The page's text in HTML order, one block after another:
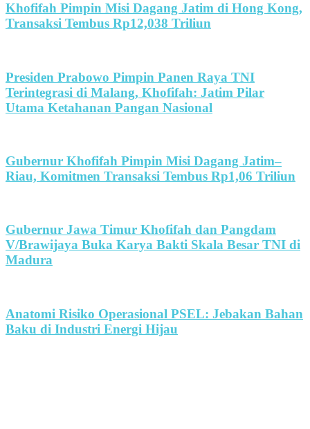
Khofifah Pimpin Misi Dagang Jatim di Hong Kong,
Transaksi Tembus Rp12,038 Triliun
Presiden Prabowo Pimpin Panen Raya TNI
Terintegrasi di Malang, Khofifah: Jatim Pilar
Utama Ketahanan Pangan Nasional
Gubernur Khofifah Pimpin Misi Dagang Jatim–
Riau, Komitmen Transaksi Tembus Rp1,06 Triliun
Gubernur Jawa Timur Khofifah dan Pangdam
V/Brawijaya Buka Karya Bakti Skala Besar TNI di
Madura
Anatomi Risiko Operasional PSEL: Jebakan Bahan
Baku di Industri Energi Hijau